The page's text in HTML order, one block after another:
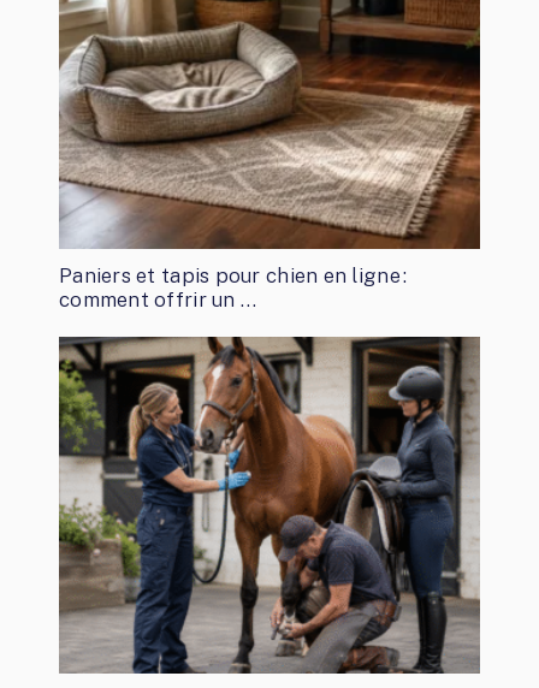
Paniers et tapis pour chien en ligne :
comment offrir un …